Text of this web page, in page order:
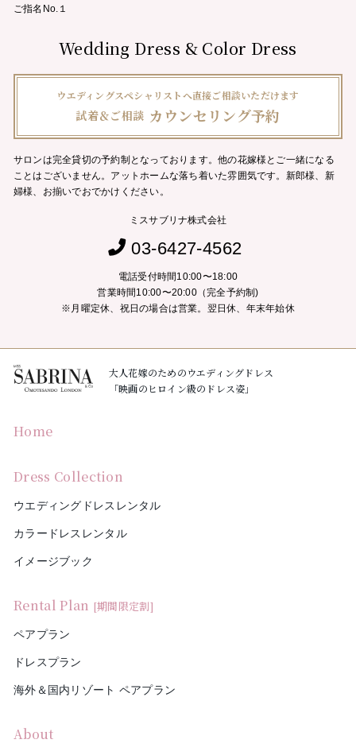
ご指名No.１
Wedding Dress & Color Dress
ウエディングスペシャリストへ直接ご相談いただけます
試着＆ご相談 カウンセリング予約
サロンは完全貸切の予約制となっております。他の花嫁様とご一緒になる
ことはございません。 アットホームな落ち着いた雰囲気です。新郎様、新
婦様、お揃いでおでかけください。
ミスサブリナ株式会社
03-6427-4562
電話受付時間10:00〜18:00
営業時間10:00〜20:00（完全予約制)
※月曜定休、祝日の場合は営業。翌日休、年末年始休
大人花嫁のためのウエディングドレス
「映画のヒロイン級のドレス姿」
Home
Dress Collection
ウエディングドレスレンタル
カラードレスレンタル
イメージブック
Rental Plan [期間限定割]
ペアプラン
ドレスプラン
海外＆国内リゾート ペアプラン
About